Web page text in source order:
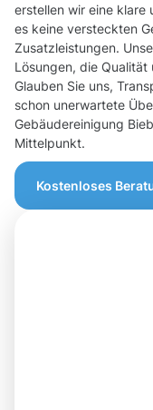
erstellen wir eine klare
es keine versteckten
Zusatzleistungen.
Lösungen, die
Glauben Sie uns,
schon unerwartete
Gebäudereinigung
Mittelpunkt.
Kostenloses